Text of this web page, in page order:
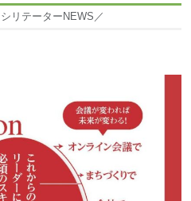
リテーターNEWS／